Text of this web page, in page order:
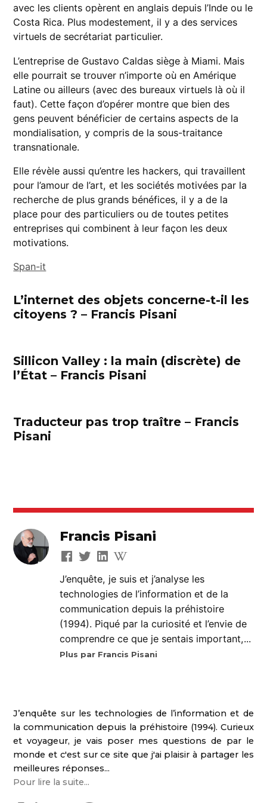
avec les clients opèrent en anglais depuis l’Inde ou le
Costa Rica. Plus modestement, il y a des services
virtuels de secrétariat particulier.
L’entreprise de Gustavo Caldas siège à Miami. Mais
elle pourrait se trouver n’importe où en Amérique
Latine ou ailleurs (avec des bureaux virtuels là où il
faut). Cette façon d’opérer montre que bien des
gens peuvent bénéficier de certains aspects de la
mondialisation, y compris de la sous-traitance
transnationale.
Elle révèle aussi qu’entre les hackers, qui travaillent
pour l’amour de l’art, et les sociétés motivées par la
recherche de plus grands bénéfices, il y a de la
place pour des particuliers ou de toutes petites
entreprises qui combinent à leur façon les deux
motivations.
Span-it
L’internet des objets concerne-t-il les
citoyens ? – Francis Pisani
Sillicon Valley : la main (discrète) de
l’État – Francis Pisani
Traducteur pas trop traître – Francis
Pisani
Francis Pisani
J’enquête, je suis et j’analyse les
technologies de l’information et de la
communication depuis la préhistoire
(1994). Piqué par la curiosité et l’envie de
comprendre ce que je sentais important,...
Plus par Francis Pisani
J’enquête sur les technologies de l’information et de
la communication depuis la préhistoire (1994). Curieux
et voyageur, je vais poser mes questions de par le
monde et c'est sur ce site que j'ai plaisir à partager les
meilleures réponses...
Pour lire la suite...